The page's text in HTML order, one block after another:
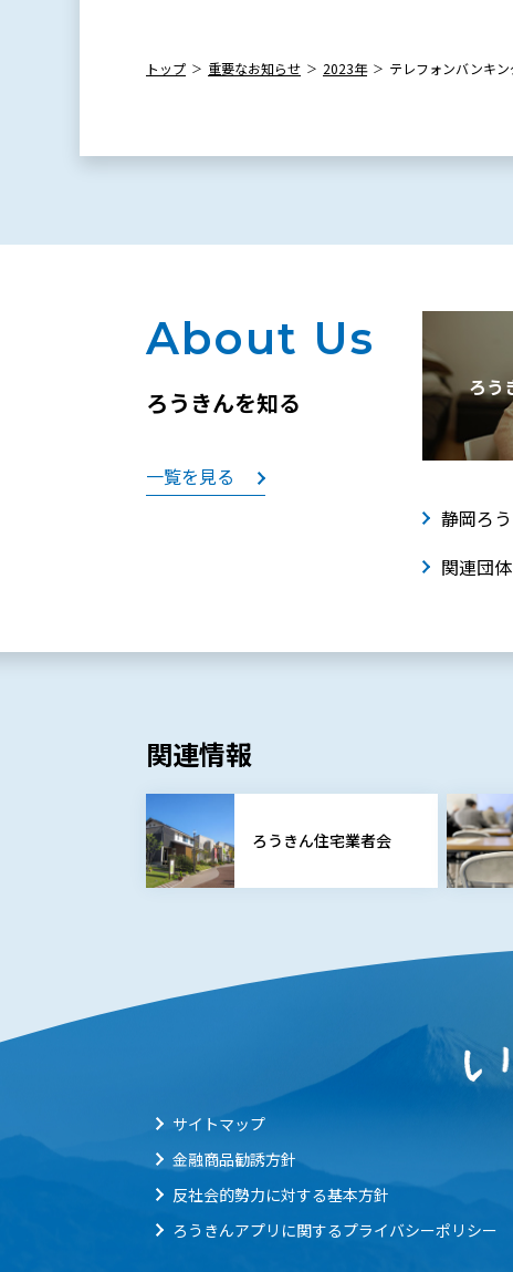
トップ 重要なお知らせ 2023年 テレフォンバンキ
About Us
ろうきんを知る
一覧を見る
ろう
静岡ろ
関連団体
関連情報
ろうきん住宅業者会
サイトマップ
金融商品勧誘方針
反社会的勢力に対する基本方針
ろうきんアプリに関するプライバシーポリシー